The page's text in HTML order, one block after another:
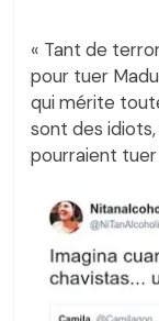
« Tant de
pour tuer
qui mérite
sont des idiots,
pourraient tuer